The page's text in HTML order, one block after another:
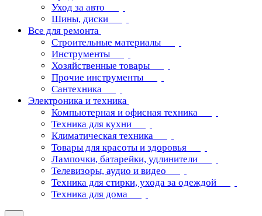
Уход за авто
Шины, диски
Все для ремонта
Строительные материалы
Инструменты
Хозяйственные товары
Прочие инструменты
Сантехника
Электроника и техника
Компьютерная и офисная техника
Техника для кухни
Климатическая техника
Товары для красоты и здоровья
Лампочки, батарейки, удлинители
Телевизоры, аудио и видео
Техника для стирки, ухода за одеждой
Техника для дома